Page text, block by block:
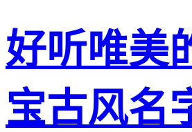
好听唯美
宝古风名